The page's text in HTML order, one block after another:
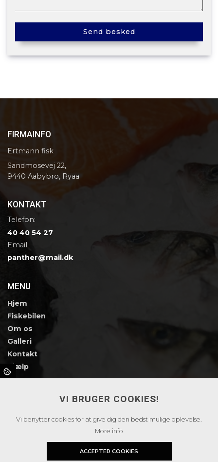
FIRMAINFO
Ertmann fisk
Sandmosevej 22,
9440 Aabybro, Ryaa
KONTAKT
Telefon:
40 40 54 27
Email:
panther@mail.dk
MENU
Hjem
Fiskebilen
Om os
Galleri
Kontakt
Hjælp
SMILEY ORDNINGVI BRUGER COOKIES!
Vi benytter cookies for at give dig den bedst mulige oplevelse.
More info
ACCEPTER COOKIES